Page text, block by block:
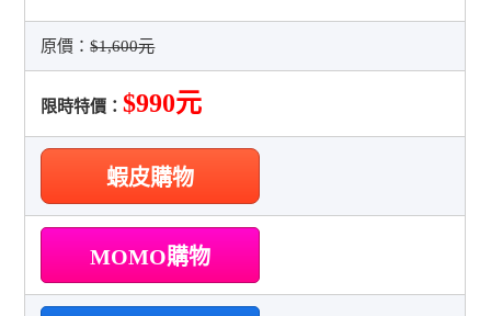
原價：$1,600元
限時特價：$990元
蝦皮購物
MOMO購物